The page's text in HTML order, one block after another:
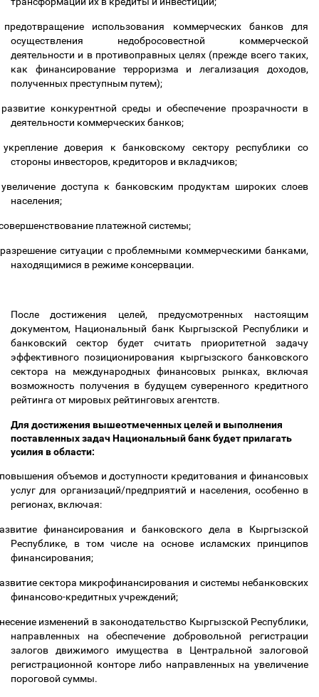
предотвращение использования коммерческих банков для
осуществления недобросовестной коммерческой
деятельности и в противоправных целях (прежде всего таких,
как финансирование терроризма и легализация доходов,
полученных преступным путем);
развитие конкурентной среды и обеспечение прозрачности в
деятельности коммерческих банков;
укрепление доверия к банковскому сектору республики со
стороны инвесторов, кредиторов и вкладчиков;
увеличение доступа к банковским продуктам широких слоев
населения;
платежной системы;
разрешение ситуации с проблемными коммерческими банками,
находящимися в режиме консервации.
После достижения целей, предусмотренных настоящим
документом, Национальный банк Кыргызской Республики и
банковский сектор будет считать приоритетной задачу
эффективного позиционирования кыргызского банковского
сектора на международных финансовых рынках, включая
возможность получения в будущем суверенного кредитного
рейтинга от мировых рейтинговых агентств.
Для достижения вышеотмеченных целей и выполнения
поставленных задач Национальный банк будет прилагать
усилия в области:
объемов и доступности кредитования и финансовых
услуг для организаций/предприятий и населения, особенно в
регионах, включая:
финансирования и банковского дела в Кыргызской
Республике, в том числе на основе исламских принципов
финансирования;
сектора микрофинансирования и системы небанковских
финансово-кредитных учреждений;
изменений в законодательство Кыргызской Республики,
направленных на обеспечение добровольной регистрации
залогов движимого имущества в Центральной залоговой
регистрационной конторе либо направленных на увеличение
пороговой суммы.